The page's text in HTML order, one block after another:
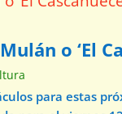
o ‘El
para estas